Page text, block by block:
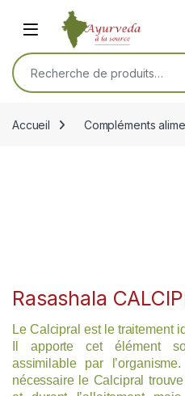
Skip to navigation
Skip to content
Open
Recherche pour :
Accueil Compléments
Rasashala
Le Calcipral est le traitement
Il apporte cet élément
assimilable par
nécessaire le Calcipral